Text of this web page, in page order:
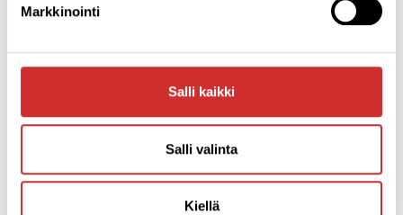
Markkinointi
Salli kaikki
Salli valinta
Kiellä